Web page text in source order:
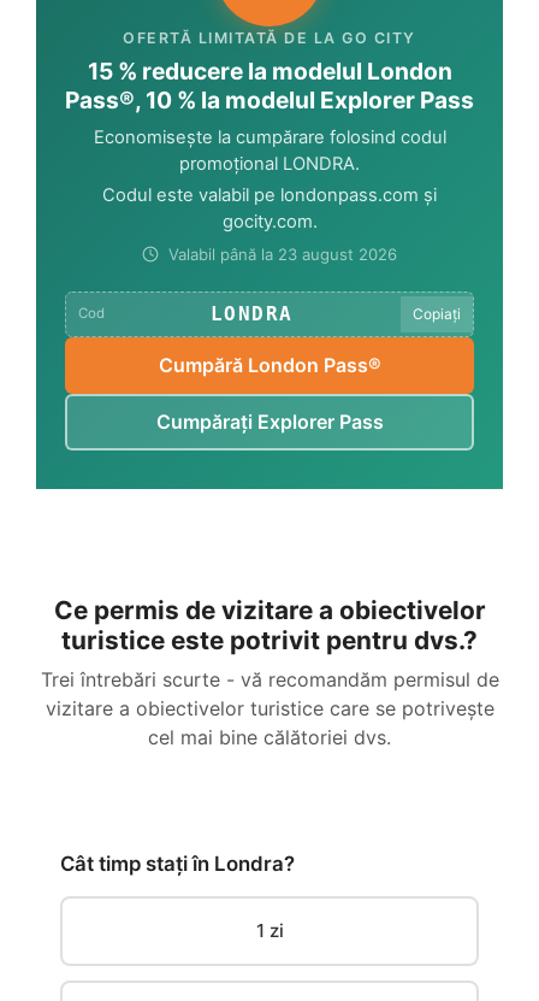
OFERTĂ LIMITATĂ DE LA GO CITY
15 % reducere la modelul London
Pass®, 10 % la modelul Explorer Pass
Economisește la cumpărare folosind codul
promoțional LONDRA.
Codul este valabil pe londonpass.com și
gocity.com.
Valabil până la 23 august 2026
Cod LONDRA Copiați
Cumpără London Pass®
Cumpărați Explorer Pass
Ce permis de vizitare a obiectivelor
turistice este potrivit pentru dvs.?
Trei întrebări scurte - vă recomandăm permisul de
vizitare a obiectivelor turistice care se potrivește
cel mai bine călătoriei dvs.
Cât timp stați în Londra?
1 zi